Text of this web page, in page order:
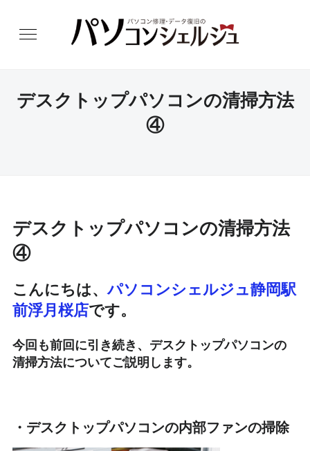
デスクトップパソコンの清掃方法
④
デスクトップパソコンの清掃方法
④
こんにちは、パソコンシェルジュ静岡駅
前浮月桜店です。
今回も前回に引き続き、デスクトップパソコンの
清掃方法についてご説明します。
・デスクトップパソコンの内部ファンの掃除